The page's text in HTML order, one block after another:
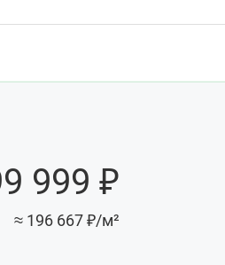
999 ₽
≈ 196 667 ₽/м²